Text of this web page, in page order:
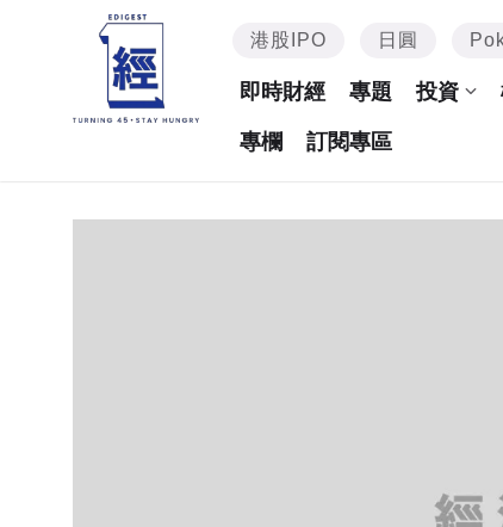
港股IPO 日圓
即時財經 專題 投資
專欄 訂閱專區